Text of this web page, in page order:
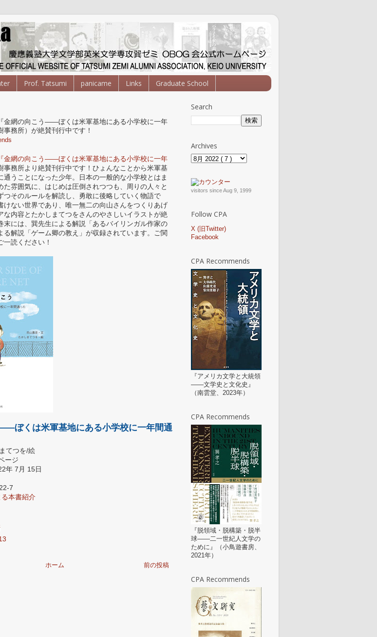
Prof. Tatsumi panicame Links Graduate School
金網の向こう——ぼくは米軍基地にある小学校に一年
事務所）が絶賛刊行中です！
『金網の向こう——ぼくは米軍基地にある小学校に一年
事務所より絶賛刊行中です！ひょんなことから米軍基
通うことになった少年。日本の一般的な小学校とはま
た雰囲気に、はじめは圧倒されつつも、周りの人々と
つそのルールを解読し、勇敢に後略していく物語で
けない世界であり、唯一無二の向山さんをつくりあげ
な内容とたかしまてつをさんのやさしいイラストが絶
末には、巽先生による解説「あるバイリンガル作家の
る解説「ゲーム卿の教え」が収録されています。ご関
読ください！
ぼくは米軍基地にある小学校に一年間通
てつを/絵
ージ
年 7月 15日
7
本書紹介
前の投稿
ホーム
Search
Archives
visitors since Aug 9, 1999
Follow CPA
X (旧Twitter)
Facebook
CPA Recommends
『アメリカ文学と大統領
——文学史と文化史』
（南雲堂、2023年）
CPA Recommends
『脱領域・脱構築・脱半
球——二一世紀人文学の
ために』（小鳥遊書房、
2021年）
CPA Recommends